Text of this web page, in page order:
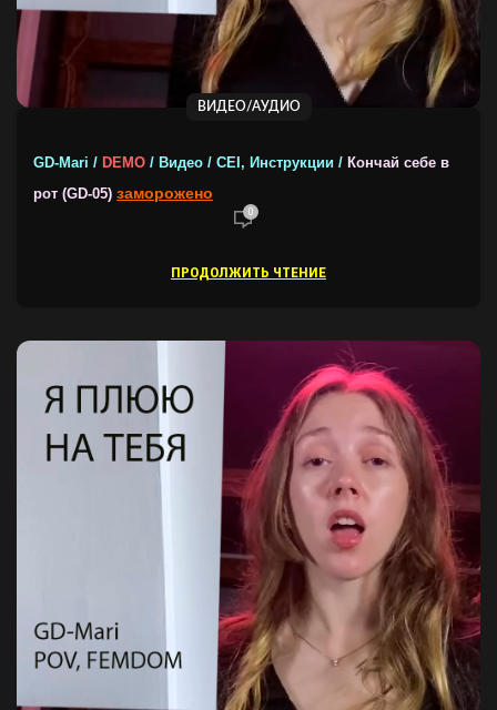
ВИДЕО/АУДИО
GD-Mari / DEMO / Видео / CEI, Инструкции / Кончай себе в
рот (GD-05) заморожено
0
ПРОДОЛЖИТЬ ЧТЕНИЕ